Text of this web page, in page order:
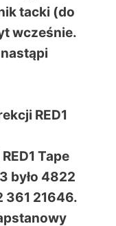
tacki (do
wcześnie.
RED1
Tape
było 4822
361 21646.